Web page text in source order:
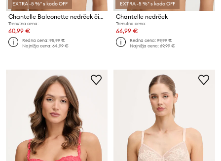
EXTRA -5 %* s kodo OFF
Chantelle Balconette nedrček čipkast
Trenutna cena:
60,99 €
Redna cena:95,99 €
Najnižja cena:64,99 €
EXTRA -5 %* s kodo OFF
Chantelle nedrček
Trenutna cena:
66,99 €
Redna cena:99,99 €
Najnižja cena:69,99 €